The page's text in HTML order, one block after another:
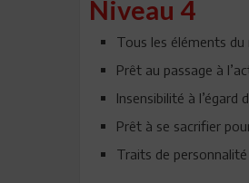
Niveau 4
Tous les éléments du
Prêt au passage à
Insensibilité à l’égard
Prêt à se sacrifier
Traits de